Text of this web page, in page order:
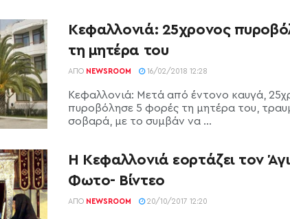
Κεφαλλονιά: 25χρονος
τη μητέρα του
ΑΠΌ NEWSROOM 16/02/2018 12:28
Κεφαλλονιά: Μετά από έντονο καυγά,
πυροβόλησε 5 φορές τη μητέρα του,
σοβαρά, με το συμβάν να ...
Η Κεφαλλονιά εορτάζει τον
Φωτο- Βίντεο
ΑΠΌ NEWSROOM 20/10/2017 12:20